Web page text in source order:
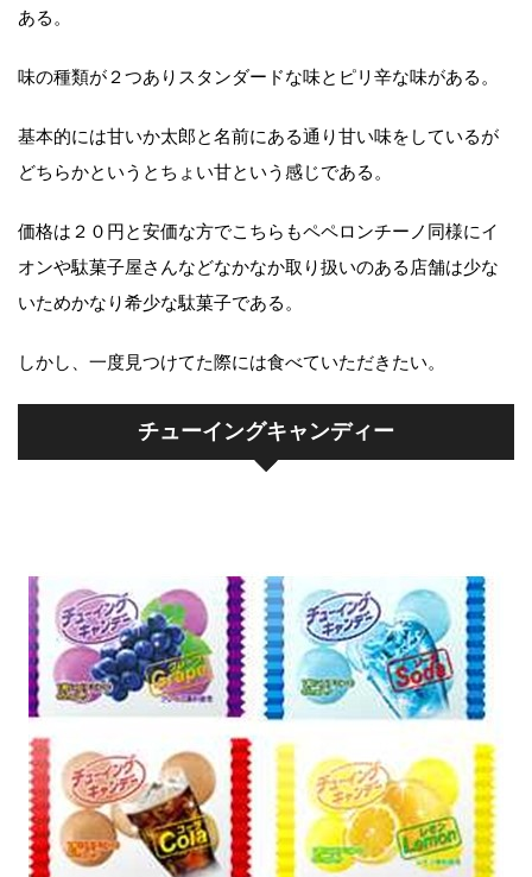
ある。
味の種類が２つありスタンダードな味とピリ辛な味がある。
基本的には甘いか太郎と名前にある通り甘い味をしているが
どちらかというとちょい甘という感じである。
価格は２０円と安価な方でこちらもペペロンチーノ同様にイ
オンや駄菓子屋さんなどなかなか取り扱いのある店舗は少な
いためかなり希少な駄菓子である。
しかし、一度見つけてた際には食べていただきたい。
チューイングキャンディー